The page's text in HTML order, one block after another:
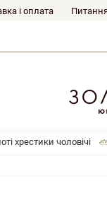
і оплата
хрестики чоловічі